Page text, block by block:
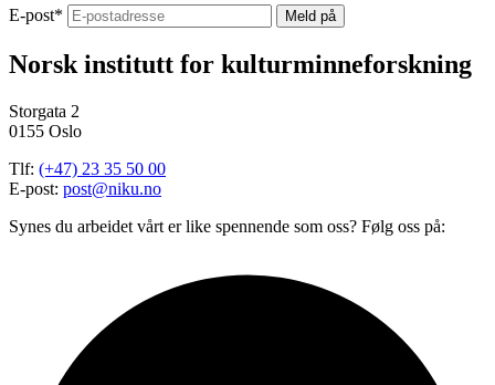
E-post*
Norsk institutt for kulturminneforskning
Storgata 2
0155 Oslo
Tlf: (+47) 23 35 50 00
E-post: post@niku.no
Synes du arbeidet vårt er like spennende som oss? Følg oss på: